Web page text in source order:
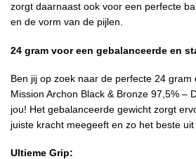
zorgt daarnaast ook voor een perfecte
en de vorm van de pijlen.
24 gram voor een gebalanceerde en
Ben jij op zoek naar de perfecte 24 gram
Mission Archon Black & Bronze 97,5% –
jou! Het gebalanceerde gewicht zorgt
juiste kracht meegeeft en zo het beste
Ultieme Grip: